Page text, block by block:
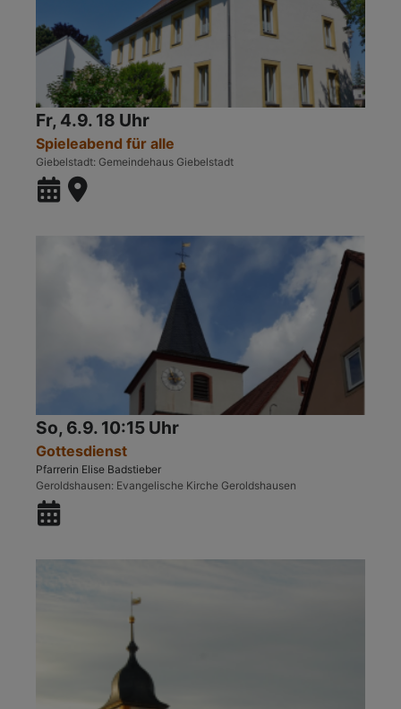
Fr, 4.9. 18 Uhr
Spieleabend für alle
Giebelstadt Gemeindehaus Giebelstadt
So, 6.9. 10:15 Uhr
Gottesdienst
Pfarrerin Elise Badstieber
Geroldshausen Evangelische Kirche Geroldshausen